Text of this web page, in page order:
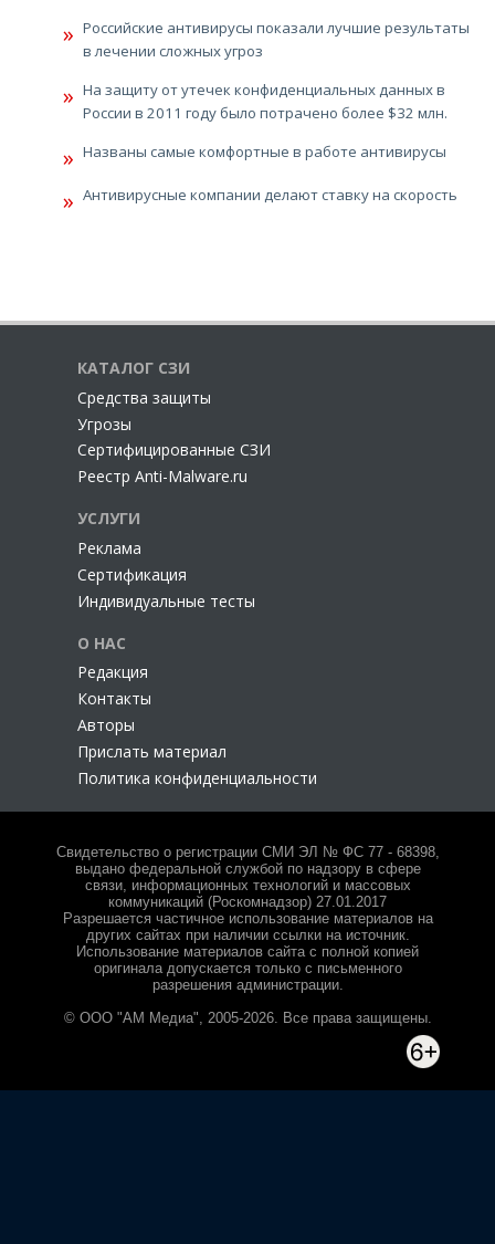
Российские антивирусы показали лучшие результаты
в лечении сложных угроз
На защиту от утечек конфиденциальных данных в
России в 2011 году было потрачено более $32 млн.
Названы самые комфортные в работе антивирусы
Антивирусные компании делают ставку на скорость
КАТАЛОГ СЗИ
Cредства защиты
Угрозы
Сертифицированные СЗИ
Реестр Anti-Malware.ru
УСЛУГИ
Реклама
Сертификация
Индивидуальные тесты
О НАС
Редакция
Контакты
Авторы
Прислать материал
Политика конфиденциальности
Свидетельство о регистрации СМИ ЭЛ № ФС 77 - 68398,
выдано федеральной службой по надзору в сфере
связи, информационных технологий и массовых
коммуникаций (Роскомнадзор) 27.01.2017
Разрешается частичное использование материалов на
других сайтах при наличии ссылки на источник.
Использование материалов сайта с полной копией
оригинала допускается только с письменного
разрешения администрации.
© ООО "АМ Медиа", 2005-2026. Все права защищены.